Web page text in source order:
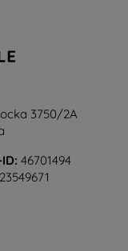
3750/2A
46701494